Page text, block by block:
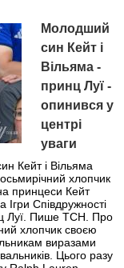
Молодший
син Кейт і
Вільяма -
принц Луї -
опинився у
центрі
уваги
Кейт і Вільяма
хлопчик
принцеси Кейт
Ігри Співдружності
Луї. Пише ТСН. Про
хлопчик своєю
виразами
Цього разу